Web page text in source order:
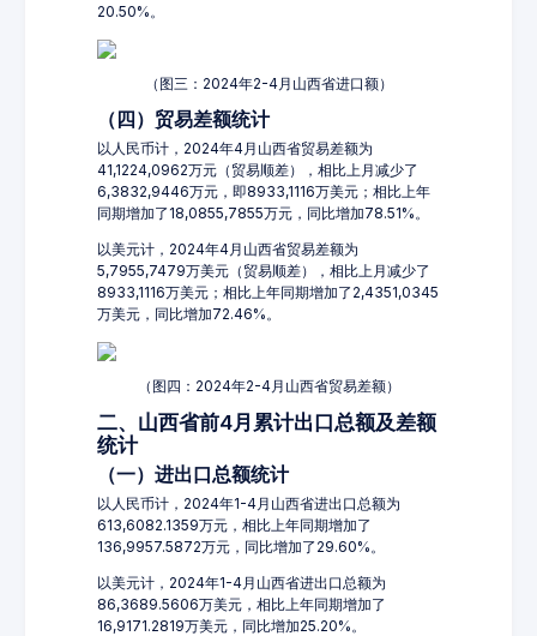
20.50%。
（图三：2024年2-4月山西省进口额）
（四）贸易差额统计
以人民币计，2024年4月山西省贸易差额为
41,1224,0962万元（贸易顺差），相比上月减少了
6,3832,9446万元，即8933,1116万美元；相比上年
同期增加了18,0855,7855万元，同比增加78.51%。
以美元计，2024年4月山西省贸易差额为
5,7955,7479万美元（贸易顺差），相比上月减少了
8933,1116万美元；相比上年同期增加了2,4351,0345
万美元，同比增加72.46%。
（图四：2024年2-4月山西省贸易差额）
二、山西省前4月累计出口总额及差额
统计
（一）进出口总额统计
以人民币计，2024年1-4月山西省进出口总额为
613,6082.1359万元，相比上年同期增加了
136,9957.5872万元，同比增加了29.60%。
以美元计，2024年1-4月山西省进出口总额为
86,3689.5606万美元，相比上年同期增加了
16,9171.2819万美元，同比增加25.20%。